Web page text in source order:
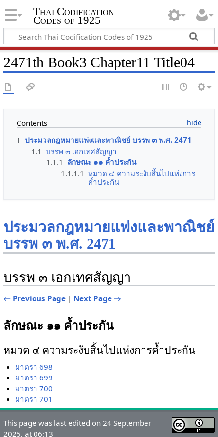
Thai Codification
Codes of 1925
2471th Book3 Chapter11 Title04
Contents
1 ประมวลกฎหมายแพ่งและพาณิชย์ บรรพ ๓ พ.ศ. 2471
1.1 บรรพ ๓ เอกเทศสัญญา
1.1.1 ลักษณะ ๑๑ ค้ำประกัน
1.1.1.1 หมวด ๔ ความระงับสิ้นไปแห่งการ
ค้ำประกัน
ประมวลกฎหมายแพ่งและพาณิชย์
บรรพ ๓ พ.ศ. 2471
บรรพ ๓ เอกเทศสัญญา
← Previous Page| Next Page →
ลักษณะ ๑๑ ค้ำประกัน
หมวด ๔ ความระงับสิ้นไปแห่งการค้ำประกัน
มาตรา 698
มาตรา 699
มาตรา 700
มาตรา 701
This page was last edited on 24 September
2025, at 06:13.